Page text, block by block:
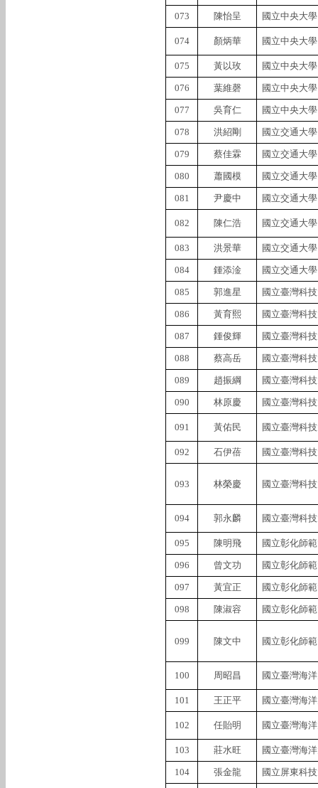
073 陳怡呈 國立中央大學
074 顏炳華 國立中央大學
075 黃以玫 國立中央大學
076 葉維磬 國立中央大學
077 吳育仁 國立中央大學
078 洪紹剛 國立交通大學
079 蔡佳霖 國立交通大學
080 蕭國模 國立交通大學
081 尹慶中 國立交通大學
082 陳仁浩 國立交通大學
083 洪景華 國立交通大學
084 鍾添淦 國立交通大學
085 郭進星 國立臺灣科
086 黃育熙 國立臺灣科
087 鍾俊輝 國立臺灣科
088 蔡高岳 國立臺灣科
089 趙振綱 國立臺灣科
090 林原慶 國立臺灣科
091 黃佑民 國立臺灣科
092 石伊蓓 國立臺灣科
093 林榮慶 國立臺灣科
094 郭永麟 國立臺灣科
095 陳明飛 國立彰化師
096 曾文功 國立彰化師
097 黃宜正 國立彰化師
098 陳淑容 國立彰化師
099 陳文中 國立彰化師
100 周昭昌 國立臺灣海
101 王正平 國立臺灣海
102 任貽明 國立臺灣海
103 莊水旺 國立臺灣海
104 張金龍 國立屏東科